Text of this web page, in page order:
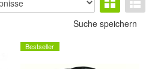
Suche speichern
Bestseller